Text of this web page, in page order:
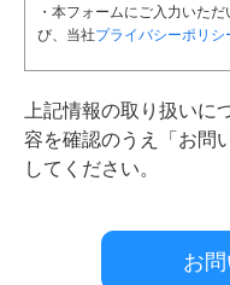
・本フォームにご入力いた
び、当社プライバシーポリシ
上記情報の取り扱いに
容を確認のうえ「お問
してください。